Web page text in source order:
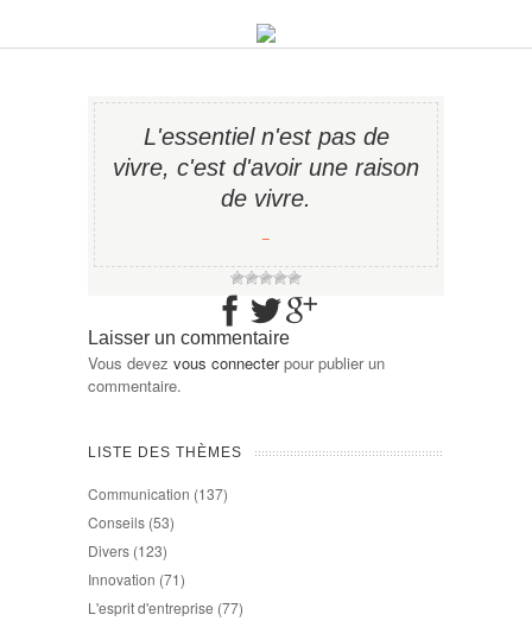
L'essentiel n'est pas de
vivre, c'est d'avoir une raison
de vivre.
−
Laisser un commentaire
Vous devez vous connecterpour publier un
commentaire.
LISTE DES THÈMES
Communication (137)
Conseils (53)
Divers (123)
Innovation (71)
L'esprit d'entreprise (77)